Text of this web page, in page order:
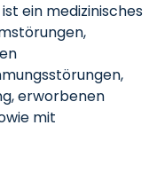
ein medizinisches
erworbenen
mit